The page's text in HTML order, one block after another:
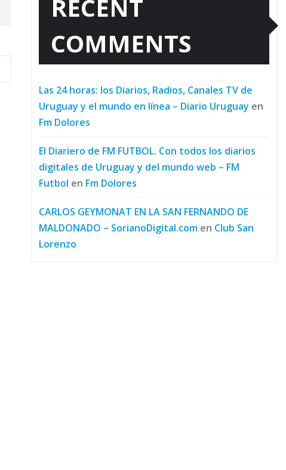
RECENT
COMMENTS
Las 24 horas: los Diarios, Radios, Canales TV de
Uruguay y el mundo en línea – Diario Uruguay en
Fm Dolores
El Diariero de FM FUTBOL. Con todos los diarios
digitales de Uruguay y del mundo web – FM
Futbol en Fm Dolores
CARLOS GEYMONAT EN LA SAN FERNANDO DE
MALDONADO – SorianoDigital.com en Club San
Lorenzo